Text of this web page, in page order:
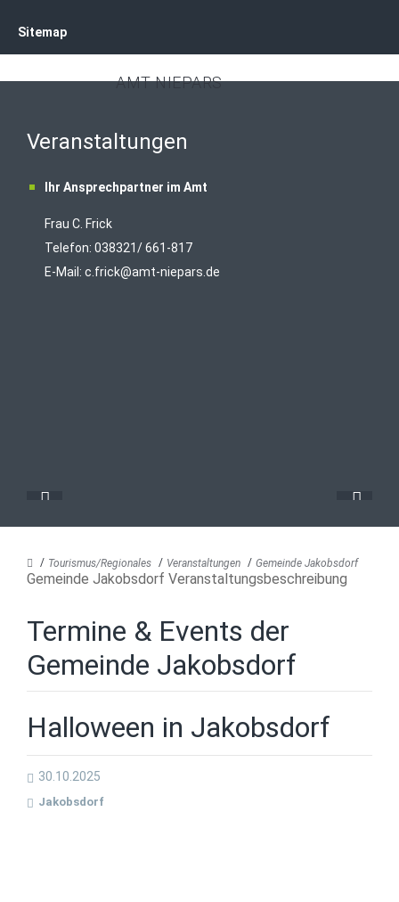
AMT NIEPARS
Sitemap
Veranstaltungen
Ihr Ansprechpartner im Amt
Frau C. Frick
Telefon: 038321/ 661-817
E-Mail: c.frick@amt-niepars.de
Tourismus/Regionales Veranstaltungen Gemeinde Jakobsdorf
Gemeinde Jakobsdorf Veranstaltungsbeschreibung
Termine & Events der
Gemeinde Jakobsdorf
Halloween in Jakobsdorf
30.10.2025
Jakobsdorf